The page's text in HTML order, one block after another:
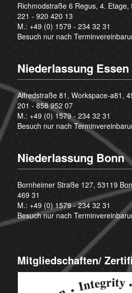
Richmodstraße 6 Regus, 4. Etage,
221 - 920 420 13
M.: +49 (0) 1579 - 234 32 31
Besuch nur nach
Niederlassung Essen
Alfredstraße 81, Workspace-a81,
201 - 858 952 07
M.: +49 (0) 1579 - 234 32 31
Besuch nur nach
Niederlassung Bonn
Bornheimer Straße 127, 53119
469 31
M.: +49 (0) 1579 - 234 32 31
Besuch nur nach
Mitgliedschaften/